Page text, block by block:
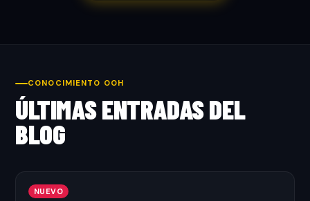
CONOCIMIENTO OOH
ÚLTIMAS ENTRADAS DEL
BLOG
NUEVO